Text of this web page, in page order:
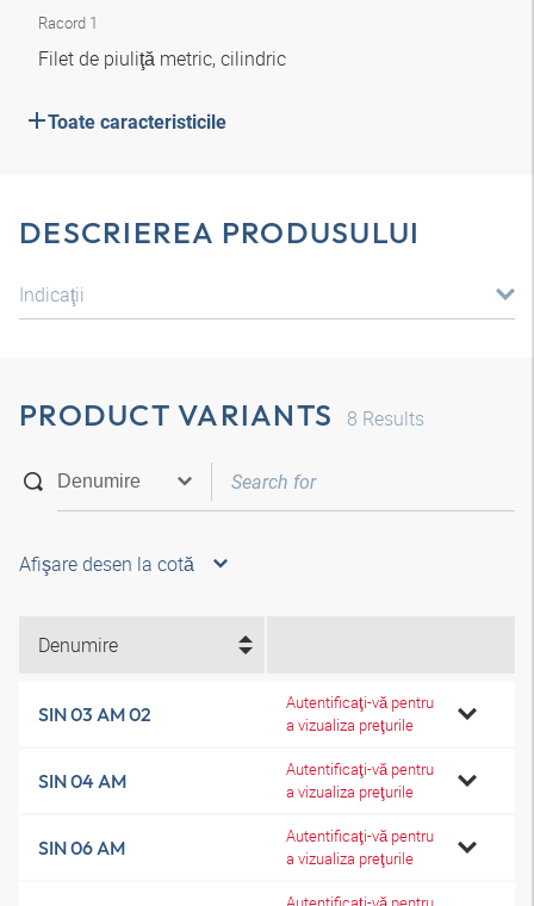
Racord 1
Filet de piuliţă metric, cilindric
Toate caracteristicile
DESCRIEREA PRODUSULUI
Indicaţii
PRODUCT VARIANTS 8 Results
Afişare desen la cotă
Denumire
SIN 03 AM 02
Autentificaţi-vă pentru
a vizualiza preţurile
SIN 04 AM
Autentificaţi-vă pentru
a vizualiza preţurile
SIN 06 AM
Autentificaţi-vă pentru
a vizualiza preţurile